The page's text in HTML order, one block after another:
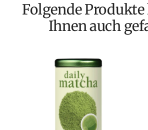
Folgende Produkte könnten
Ihnen auch